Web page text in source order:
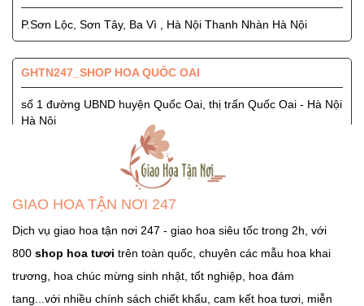
GIAO HOA TẬN NƠI 247
Dịch vụ giao hoa tận nơi 247 - giao hoa siêu tốc trong 2h, với
800 shop hoa tươi trên toàn quốc, chuyên các mẫu hoa khai
trương, hoa chúc mừng sinh nhật, tốt nghiệp, hoa đám
tang...với nhiều chính sách chiết khấu, cam kết hoa tươi, miễn
P.Sơn Lộc, Sơn Tây, Ba Vì , Hà Nội Thanh Nhàn Hà Nội
GHTN247_SHOP HOA QUỐC OAI
số 1 đường UBND huyện Quốc Oai, thị trấn Quốc Oai - Hà Nội
Hà Nội
GHTN247_SHOP HOA SÓC SƠN
Quốc Lộ 3, Xã Phù Lỗ, Huyện Sóc Sơn, Thành Phố Hà Nội
Tỉnh Lộ 84, TT. Liên Quan, Thạch Thất, Hà Nội Hà Nội